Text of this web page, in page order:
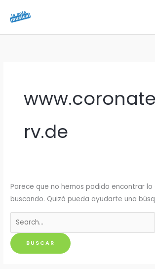
rv.de
Parece que no hemos podido encontrar lo
buscando. Quizá pueda ayudarte una
Buscar
por: